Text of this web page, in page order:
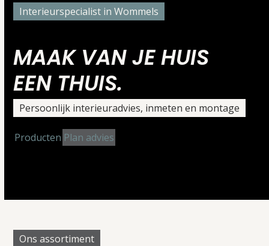
Interieurspecialist in Wommels
MAAK VAN JE HUIS
EEN THUIS.
Persoonlijk interieuradvies, inmeten en montage
Producten Plan advies
Ons assortiment